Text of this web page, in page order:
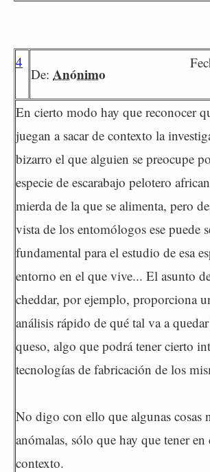
4
De: Anónimo
En cierto modo hay que reconocer
juegan a sacar de contexto la
bizarro el que alguien se preocupe
especie de escarabajo pelotero
mierda de la que se alimenta, pero
vista de los entomólogos ese puede
fundamental para el estudio de esa
entorno en el que vive... El asunto
cheddar, por ejemplo, proporciona
análisis rápido de qué tal va a
queso, algo que podrá tener cierto
tecnologías de fabricación de los
No digo con ello que algunas cosas
anómalas, sólo que hay que tener en
contexto.